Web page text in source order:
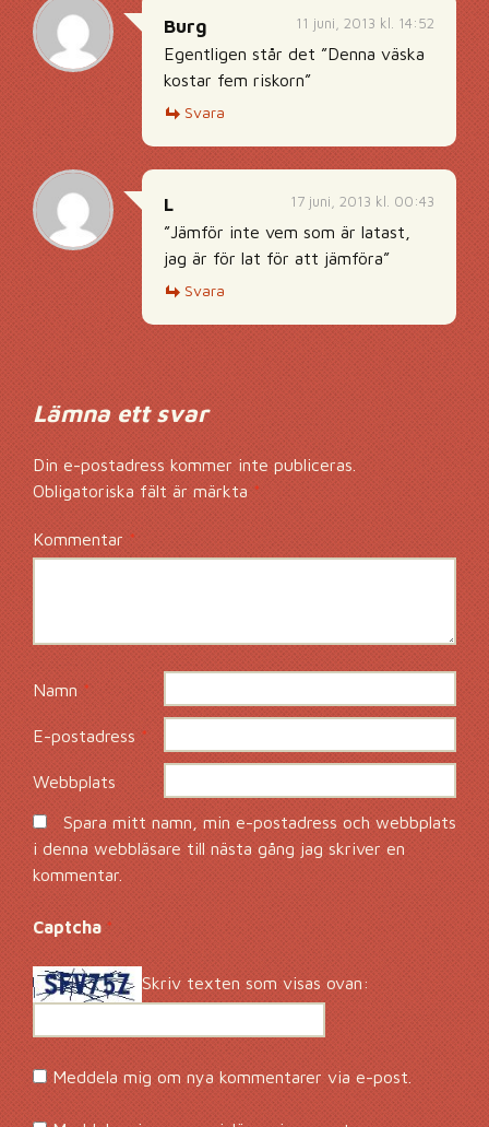
11 juni, 2013 kl. 14:52
Burg
Egentligen står det ”Denna väska
kostar fem riskorn”
Svara
17 juni, 2013 kl. 00:43
L
”Jämför inte vem som är latast,
jag är för lat för att jämföra”
Svara
Lämna ett svar
Din e-postadress kommer inte publiceras.
Obligatoriska fält är märkta *
Kommentar*
Namn *
E-postadress*
Webbplats
Spara mitt namn, min e-postadress och webbplats
i denna webbläsare till nästa gång jag skriver en
kommentar.
Captcha *
Skriv texten som visas ovan:
Meddela mig om nya kommentarer via e-post.